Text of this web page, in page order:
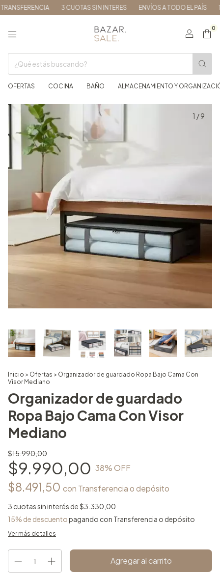
3 CUOTAS SIN INTERES ENVÍOS A TODO EL PAÍS
0
OFERTAS COCINA BAÑO ALMACENAMIENTO Y
1 /9
Inicio > Ofertas > Organizador de guardado Ropa Bajo Cama Con
Visor Mediano
Organizador de guardado
Ropa Bajo Cama Con Visor
Mediano
$15.990,00
$9.990,00 38% OFF
$8.491,50 con Transferencia o depósito
3 cuotas sin interés de$3.330,00
15% de descuentopagando con Transferencia o depósito
Ver más detalles